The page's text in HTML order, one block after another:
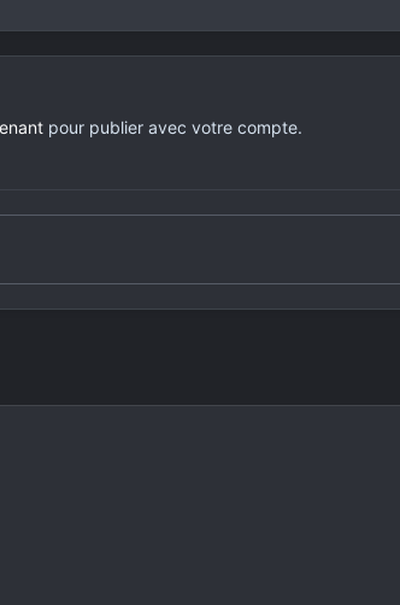
pour publier avec votre compte.